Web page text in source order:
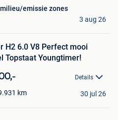
emissie zones
3 aug 26
H2 6.0 V8 Perfect mooi
Topstaat Youngtimer!
Details
km 30 jul 26